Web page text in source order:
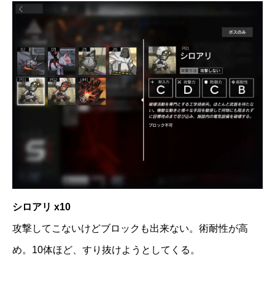
シロアリ x10
攻撃してこないけどブロックも出来ない。術耐性が高
め。10体ほど、すり抜けようとしてくる。